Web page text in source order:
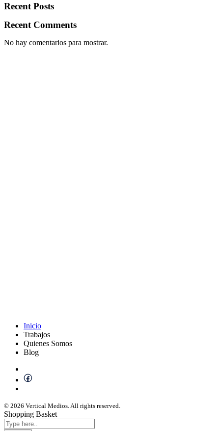
Recent Posts
Recent Comments
No hay comentarios para mostrar.
Inicio
Trabajos
Quienes Somos
Blog
© 2026 Vertical Medios. All rights reserved.
Shopping Basket